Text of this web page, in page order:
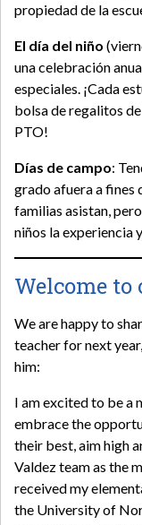
propiedad de la
El día del niño
una celebración
especiales. ¡Cada
bolsa de regalitos
PTO!
Días de campo:
grado afuera a fines
familias asistan,
niños la experiencia
Welcome
We are happy to
teacher for next year,
him:
I am excited to be a
embrace the
their best, aim high
Valdez team as the
received my
the University of